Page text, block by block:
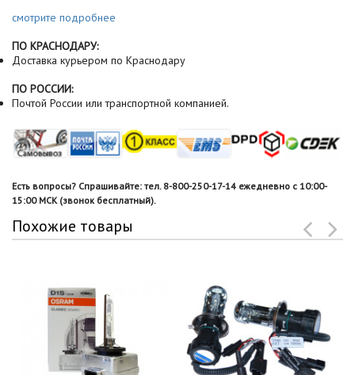
смотрите подробнее
ПО КРАСНОДАРУ:
Доставка курьером по Краснодару
ПО РОССИИ:
Почтой России или транспортной компанией.
Есть вопросы? Спрашивайте: тел. 8-800-250-17-14 ежедневно с 10:00-
15:00 МСК (звонок бесплатный).
Похожие товары